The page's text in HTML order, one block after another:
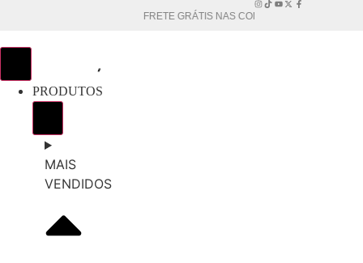
FRETE GRÁTIS NAS COMPRAS ACIMA DER$200
PRODUTOS
MAIS
VENDIDOS